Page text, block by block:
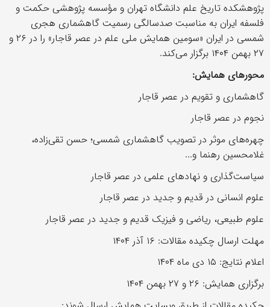
پژوهشکده تاریخ علم دانشگاه تهران و مؤسسه پژوهشی حکمت و
فلسفه ایران به مناسبت صدسالگی رسمیت گاهشماری هجری
شمسی در ایران «سومین همایش ملی علم در عصر قاجار» را در ۲۶ و
۲۷ بهمن ۱۴۰۴ برگزار می‌کند.
محورهای همایش:
گاهشماری و تقویم در عصر قاجار
نجوم در عصر قاجار
چهره‌های موثر در تصویب گاهشماری شمسی؛ حسن تقی‌زاده،
غلامحسین رهنما و...
سیاست‌گذاری و نهادهای علمی در عصر قاجار
علوم انسانی در قدیم و جدید در عصر قاجار
علوم طبیعی، ریاضی و فیزیک قدیم و جدید در عصر قاجار
مهلت ارسال چکیده مقالات: ۱۶ آذر ۱۴۰۴
اعلام نتایج: ۱۵ دی ماه ۱۴۰۴
برگزاری همایش: ۲۶ و ۲۷ بهمن ۱۴۰۴